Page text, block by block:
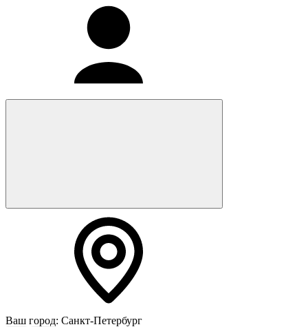
Ваш город: Санкт-Петербург